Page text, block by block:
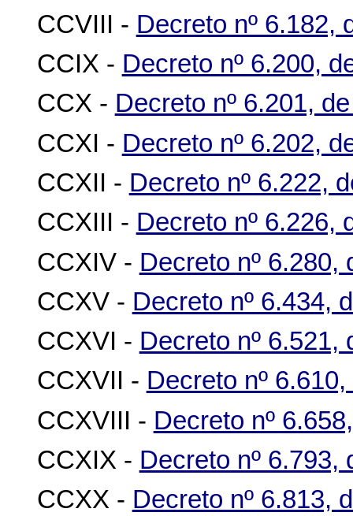
CCVIII - Decreto nº 6.182,
CCIX - Decreto nº 6.200,
CCX - Decreto nº 6.201,
CCXI - Decreto nº 6.202,
CCXII - Decreto nº 6.222,
CCXIII - Decreto nº 6.226,
CCXIV - Decreto nº 6.280,
CCXV - Decreto nº 6.434,
CCXVI - Decreto nº 6.521,
CCXVII - Decreto nº
CCXVIII - Decreto nº
CCXIX - Decreto nº 6.793,
CCXX - Decreto nº 6.813,